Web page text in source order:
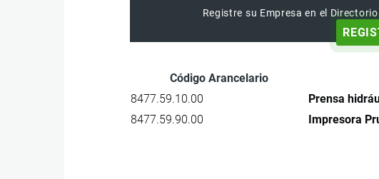
Registre su Empresa en el
Código Arancelario
8477.59.10.00
Prensa
8477.59.90.00
Impresora